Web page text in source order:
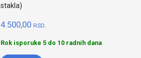
stakla)
4.500,00 RSD.
Rok isporuke 5 do 10 radnih dana